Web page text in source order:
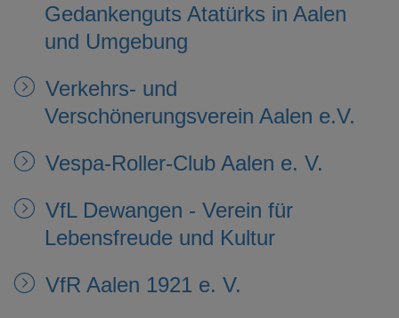
Gedankenguts Atatürks in Aalen
und Umgebung
Verkehrs- und
Verschönerungsverein Aalen e.V.
Vespa-Roller-Club Aalen e. V.
VfL Dewangen - Verein für
Lebensfreude und Kultur
VfR Aalen 1921 e. V.